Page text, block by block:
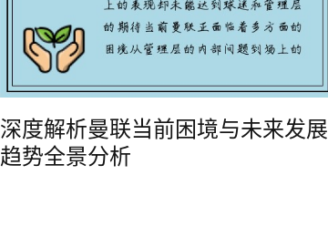
深度解析曼联当前困境与未来发展
趋势全景分析